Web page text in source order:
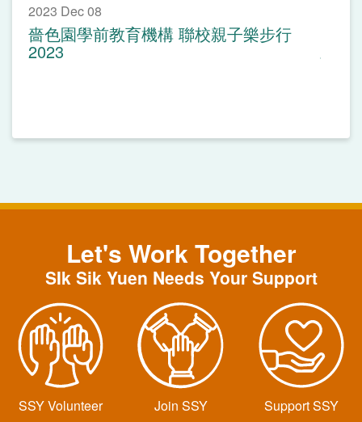
2023 Dec 08
嗇色園學前教育機構 聯校親子樂步行
2023
Let's Work Together
SIk Sik Yuen Needs Your Support
SSY Volunteer Join SSY Support SSY